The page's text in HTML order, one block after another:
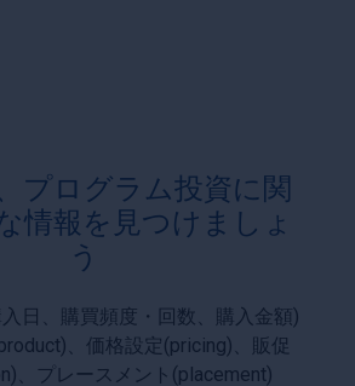
プログラム投資に関
情報を見つけましょ
う
入日、購買頻度・回数、購入金額)
、価格設定(pricing)、販促
、プレースメント(placement)